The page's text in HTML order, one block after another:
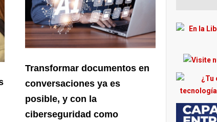
Transformar documentos en
conversaciones ya es
posible, y con la
ciberseguridad como